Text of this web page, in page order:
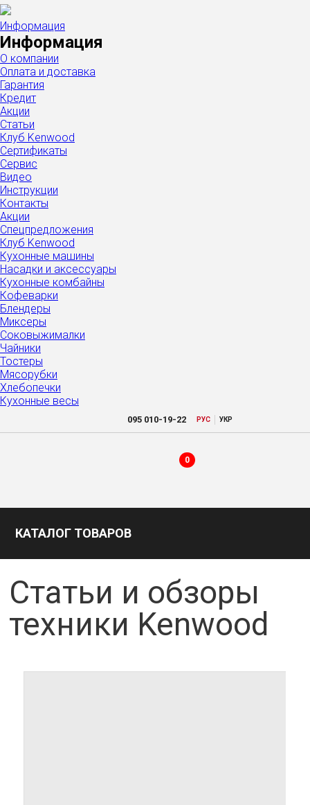
Информация
Информация
О компании
Оплата и доставка
Гарантия
Кредит
Акции
Статьи
Клуб Kenwood
Сертификаты
Сервис
Видео
Инструкции
Контакты
Акции
Спецпредложения
Клуб Kenwood
Кухонные машины
Насадки и аксессуары
Кухонные комбайны
Кофеварки
Блендеры
Миксеры
Соковыжималки
Чайники
Тостеры
Мясорубки
Хлебопечки
Кухонные весы
095 010-19-22 РУC | УКР
0
КАТАЛОГ ТОВАРОВ
Статьи и обзоры
техники Kenwood